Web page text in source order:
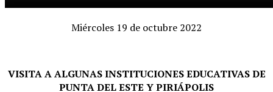
Miércoles 19 de octubre 2022
VISITA A ALGUNAS INSTITUCIONES EDUCATIVAS DE
PUNTA DEL ESTE Y PIRIÁPOLIS